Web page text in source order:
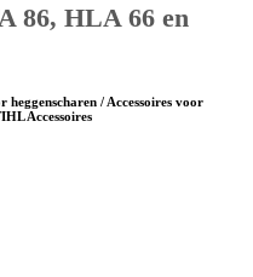
86, HLA 66 en
heggenscharen / Accessoires voor
Accessoires